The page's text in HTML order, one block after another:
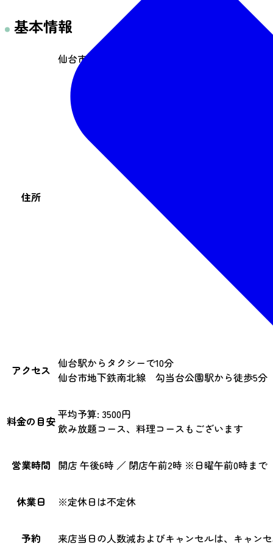
基本情報
住所
仙台市青葉区国分町2-7-1 OH3番館ビル1階
アクセス 仙台駅からタクシーで10分
仙台市地下鉄南北線 勾当台公園駅から徒歩5分
料金の目安平均予算: 3500円
飲み放題コース、料理コースもございます
営業時間 開店 午後6時 ／ 閉店午前2時 ※日曜午前0時まで
休業日 ※定休日は不定休
予約 来店当日の人数減およびキャンセルは、キャン